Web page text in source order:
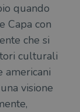
quando
Capa con
che si
culturali
americani
visione
Sessione